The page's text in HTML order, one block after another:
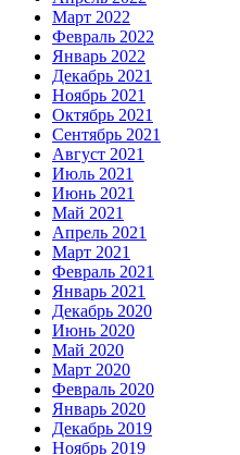
Март 2022
Февраль 2022
Январь 2022
Декабрь 2021
Ноябрь 2021
Октябрь 2021
Сентябрь 2021
Август 2021
Июль 2021
Июнь 2021
Май 2021
Апрель 2021
Март 2021
Февраль 2021
Январь 2021
Декабрь 2020
Июнь 2020
Май 2020
Март 2020
Февраль 2020
Январь 2020
Декабрь 2019
Ноябрь 2019